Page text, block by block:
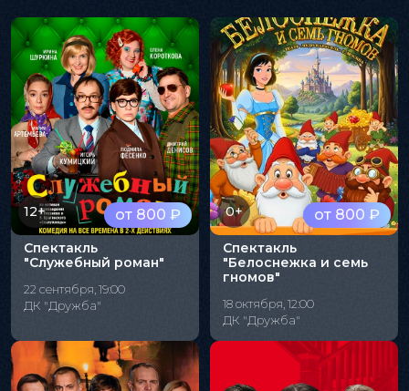
от 800 ₽
12+
Спектакль
"Служебный роман"
22 сентября, 19:00
ДК "Дружба"
от 800 ₽
0+
Спектакль
"Белоснежка и семь
гномов"
18 октября, 12:00
ДК "Дружба"